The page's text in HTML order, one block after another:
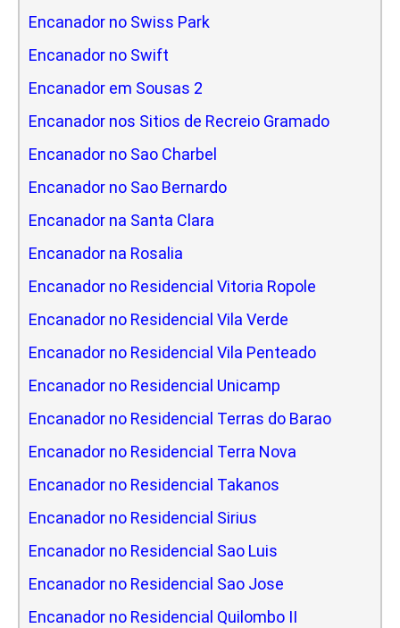
Encanador no Swiss Park
Encanador no Swift
Encanador em Sousas 2
Encanador nos Sitios de Recreio Gramado
Encanador no Sao Charbel
Encanador no Sao Bernardo
Encanador na Santa Clara
Encanador na Rosalia
Encanador no Residencial Vitoria Ropole
Encanador no Residencial Vila Verde
Encanador no Residencial Vila Penteado
Encanador no Residencial Unicamp
Encanador no Residencial Terras do Barao
Encanador no Residencial Terra Nova
Encanador no Residencial Takanos
Encanador no Residencial Sirius
Encanador no Residencial Sao Luis
Encanador no Residencial Sao Jose
Encanador no Residencial Quilombo II